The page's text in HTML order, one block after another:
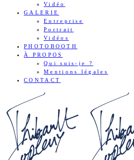
Vidéo
GALERIE
Entreprise
Portrait
Vidéos
PHOTOBOOTH
À PROPOS
Qui suis-je ?
Mentions légales
CONTACT